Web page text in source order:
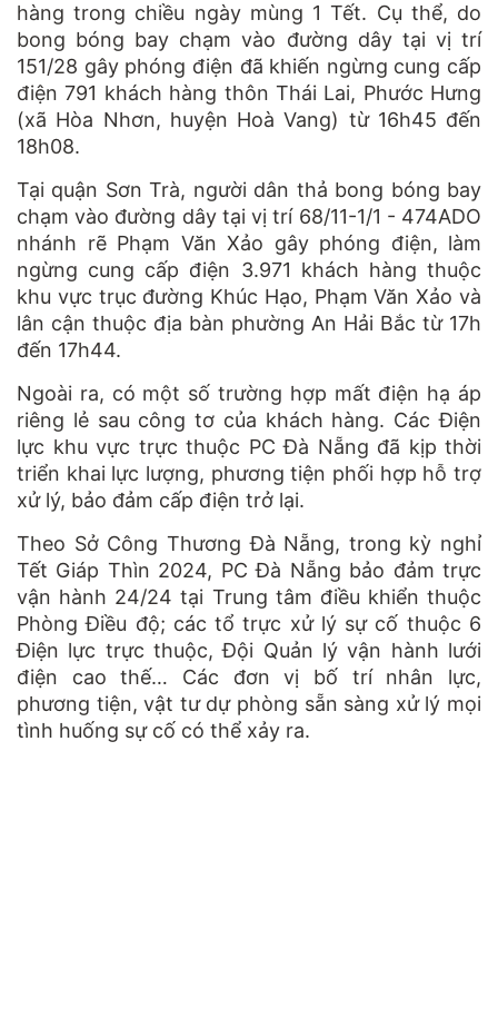
hàng trong chiều ngày mùng 1 Tết. Cụ thể, do
bong bóng bay chạm vào đường dây tại vị trí
151/28 gây phóng điện đã khiến ngừng cung cấp
điện 791 khách hàng thôn Thái Lai, Phước Hưng
(xã Hòa Nhơn, huyện Hoà Vang) từ 16h45 đến
18h08.
Tại quận Sơn Trà, người dân thả bong bóng bay
chạm vào đường dây tại vị trí 68/11-1/1 - 474ADO
nhánh rẽ Phạm Văn Xảo gây phóng điện, làm
ngừng cung cấp điện 3.971 khách hàng thuộc
khu vực trục đường Khúc Hạo, Phạm Văn Xảo và
lân cận thuộc địa bàn phường An Hải Bắc từ 17h
đến 17h44.
Ngoài ra, có một số trường hợp mất điện hạ áp
riêng lẻ sau công tơ của khách hàng. Các Điện
lực khu vực trực thuộc PC Đà Nẵng đã kịp thời
triển khai lực lượng, phương tiện phối hợp hỗ trợ
xử lý, bảo đảm cấp điện trở lại.
Theo Sở Công Thương Đà Nẵng, trong kỳ nghỉ
Tết Giáp Thìn 2024, PC Đà Nẵng bảo đảm trực
vận hành 24/24 tại Trung tâm điều khiển thuộc
Phòng Điều độ; các tổ trực xử lý sự cố thuộc 6
Điện lực trực thuộc, Đội Quản lý vận hành lưới
điện cao thế… Các đơn vị bố trí nhân lực,
phương tiện, vật tư dự phòng sẵn sàng xử lý mọi
tình huống sự cố có thể xảy ra.